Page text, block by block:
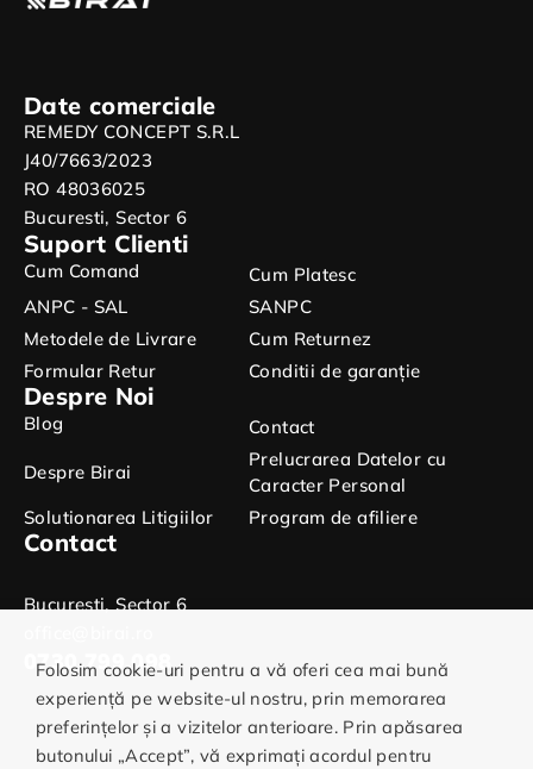
Date comerciale
REMEDY CONCEPT S.R.L
J40/7663/2023
RO 48036025
Bucuresti, Sector 6
Suport Clienti
Cum Comand
Cum Platesc
ANPC - SAL
SANPC
Metodele de Livrare
Cum Returnez
Formular Retur
Conditii de garanție
Despre Noi
Blog
Contact
Despre Birai
Prelucrarea Datelor cu
Caracter Personal
Solutionarea Litigiilor
Program de afiliere
Contact
Bucuresti, Sector 6
0730.799.098
Folosim cookie-uri pentru a vă oferi cea mai bună
experiență pe website-ul nostru, prin memorarea
preferințelor și a vizitelor anterioare. Prin apăsarea
butonului „Accept”, vă exprimați acordul pentru